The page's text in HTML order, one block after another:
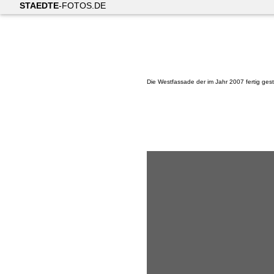
STAEDTE-FOTOS.DE
Die Westfassade der im Jahr 2007 fertig